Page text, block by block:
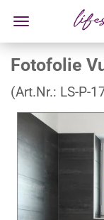
Fotofolie
(Art.Nr.: LS-P-